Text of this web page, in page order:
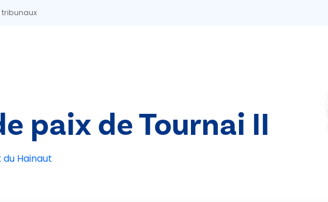
paix de Tournai II
Hainaut